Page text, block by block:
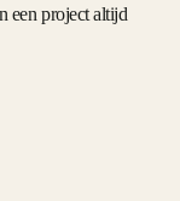
een project altijd